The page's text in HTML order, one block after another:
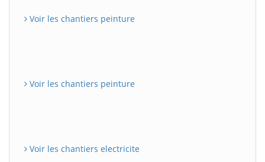
Voir les chantiers peinture
Voir les chantiers peinture
Voir les chantiers electricite